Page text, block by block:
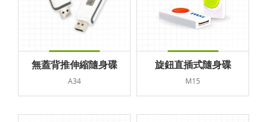
無蓋背推伸縮隨身碟
A34
旋鈕直插式隨身碟
M15